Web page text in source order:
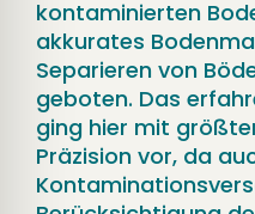
kontaminierten
akkurates
Separieren von
geboten. Das
ging hier mit
Präzision vor, da